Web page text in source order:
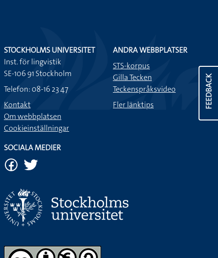
FEEDBACK
STOCKHOLMS UNIVERSITET
Inst. för lingvistik
SE-106 91 Stockholm
Telefon: 08-16 23 47
Kontakt
Om webbplatsen
Cookieinställningar
ANDRA WEBBPLATSER
STS-korpus
Gilla Tecken
Teckenspråksvideo
Fler länktips
SOCIALA MEDIER